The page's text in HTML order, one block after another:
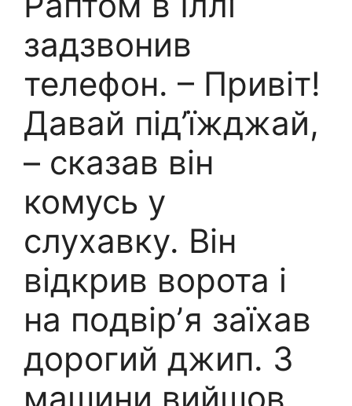
задзвонив
телефон. – Привіт!
Давай під’їжджай,
– сказав він
комусь у
слухавку. Він
відкрив ворота і
на подвірʼя заїхав
дорогий джип. З
машини вийшов